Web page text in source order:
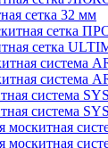
сетка 32 мм
сетка
сетка
система
система
система
система
москитная
москитная